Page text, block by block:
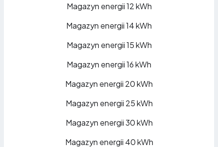
Magazyn energii 12 kWh
Magazyn energii 14 kWh
Magazyn energii 15 kWh
Magazyn energii 16 kWh
Magazyn energii 20 kWh
Magazyn energii 25 kWh
Magazyn energii 30 kWh
Magazyn energii 40 kWh